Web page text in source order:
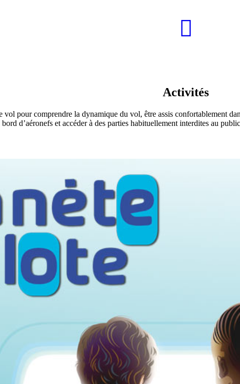
Activités
vol pour comprendre la dynamique du vol, être assis confortablement
d’aéronefs et accéder à des parties habituellement interdites au